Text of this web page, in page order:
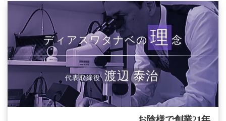
ディアスワタナベの 理 念
代表取締役 渡辺 泰治